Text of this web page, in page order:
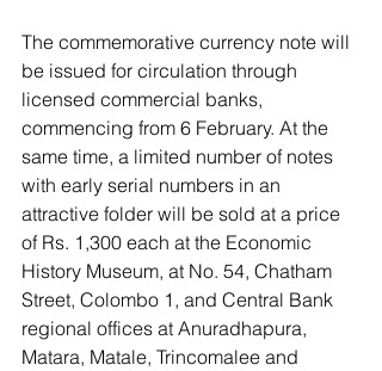
The commemorative currency note will
be issued for circulation through
licensed commercial banks,
commencing from 6 February. At the
same time, a limited number of notes
with early serial numbers in an
attractive folder will be sold at a price
of Rs. 1,300 each at the Economic
History Museum, at No. 54, Chatham
Street, Colombo 1, and Central Bank
regional offices at Anuradhapura,
Matara, Matale, Trincomalee and